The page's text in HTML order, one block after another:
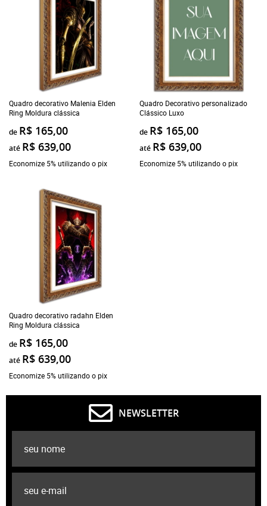
Quadro decorativo Malenia Elden
Ring Moldura clássica
de R$ 165,00
até R$ 639,00
Economize 5% utilizando o pix
Quadro Decorativo personalizado
Clássico Luxo
de R$ 165,00
até R$ 639,00
Economize 5% utilizando o pix
Quadro decorativo radahn Elden
Ring Moldura clássica
de R$ 165,00
até R$ 639,00
Economize 5% utilizando o pix
NEWSLETTER